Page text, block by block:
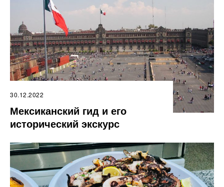
30.12.2022
Мексиканский гид и его
исторический экскурс